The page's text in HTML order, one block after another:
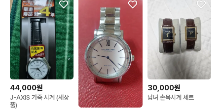
44,000원
J-AXIS 가죽 시계 (새상
품)
30,000원
남녀 손목시계 세트